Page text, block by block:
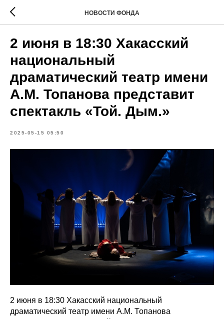
НОВОСТИ ФОНДА
2 июня в 18:30 Хакасский
национальный
драматический театр имени
А.М. Топанова представит
спектакль «Той. Дым.»
2025-05-15 05:50
2 июня в 18:30 Хакасский национальный
драматический театр имени А.М. Топанова